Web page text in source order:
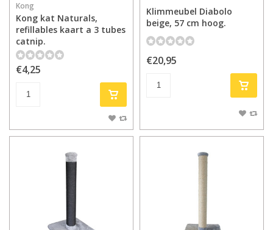
Kong
Kong kat Naturals,
refillables kaart a 3 tubes
catnip.
€4,25
Klimmeubel Diabolo
beige, 57 cm hoog.
€20,95